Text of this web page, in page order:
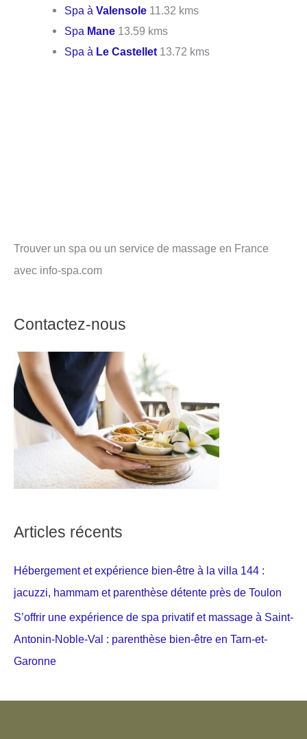
Spa àValensole 11.32 kms
Spa Mane 13.59 kms
Spa à Le Castellet 13.72 kms
Trouver un spa ou un service de massage en France
avec info-spa.com
Contactez-nous
Articles récents
Hébergement et expérience bien-être à la villa 144 :
jacuzzi, hammam et parenthèse détente près de Toulon
S’offrir une expérience de spa privatif et massage à Saint-
Antonin-Noble-Val : parenthèse bien-être en Tarn-et-
Garonne